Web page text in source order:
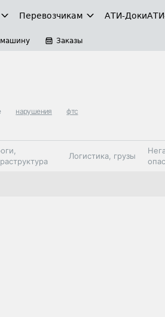
Перевозчикам АТИ-Доки
машину Заказы
нарушения фтс
Логистика, грузы